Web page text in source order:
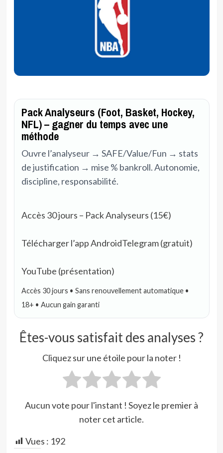
Pack Analyseurs (Foot, Basket, Hockey,
NFL) – gagner du temps avec une
méthode
Ouvre l’analyseur → SAFE/Value/Fun → stats
de justification → mise % bankroll. Autonomie,
discipline, responsabilité.
Accès 30 jours – Pack Analyseurs (15€)
Télécharger l’app AndroidTelegram (gratuit)
YouTube (présentation)
Accès 30 jours • Sans renouvellement automatique •
18+ • Aucun gain garanti
Êtes-vous satisfait des analyses ?
Cliquez sur une étoile pour la noter !
Aucun vote pour l'instant ! Soyez le premier à
noter cet article.
Vues : 192